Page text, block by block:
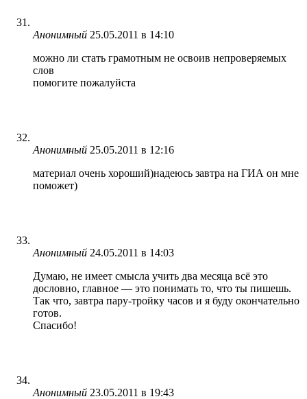
Анонимный 25.05.2011 в 14:10
можно ли стать грамотным не освоив непроверяемых
слов
помогите пожалуйста
Анонимный 25.05.2011 в 12:16
материал очень хороший)надеюсь завтра на ГИА он мне
поможет)
Анонимный 24.05.2011 в 14:03
Думаю, не имеет смысла учить два месяца всё это
дословно, главное — это понимать то, что ты пишешь.
Так что, завтра пару-тройку часов и я буду окончательно
готов.
Спасибо!
Анонимный 23.05.2011 в 19:43